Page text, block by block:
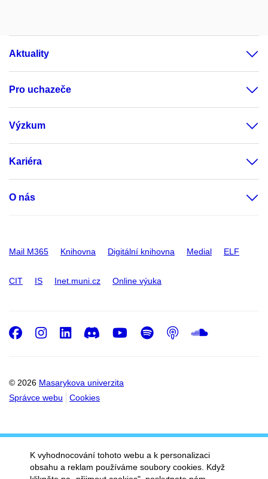
Aktuality
Pro uchazeče
Výzkum
Kariéra
O nás
Mail M365 Knihovna Digitální knihovna Medial ELF
CIT IS Inet.muni.cz Online výuka
© 2026 Masarykova univerzita
Správce webu
Cookies
Facebook
Instagram
LinkedIn
DiscordYoutube
Spotify
Podcast
K vyhodnocování tohoto webu a k personalizaci
obsahu a reklam používáme soubory cookies. Když